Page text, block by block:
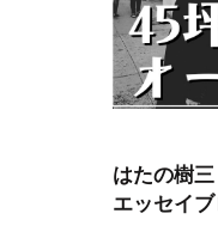
はたの樹三
エッセイブ